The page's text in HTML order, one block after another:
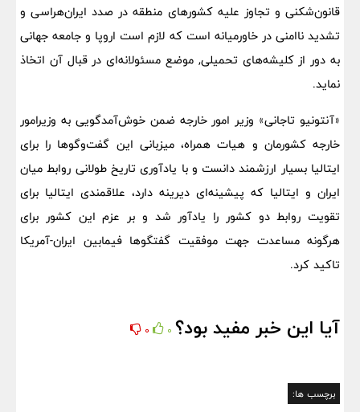
قانون‌شکنی و تجاوز علیه کشورهای منطقه در صدد ایران‌هراسی و
تشدید ناامنی در خاورمیانه است که لازم است اروپا و جامعه جهانی
به دور از کلیشه‌های تحمیلی, موضع مسئولانه‌ای در قبال آن اتخاذ
نماید.
«آنتونیو تاجانی» وزیر امور خارجه ضمن خوش‌آمدگویی به وزیرامور
خارجه کشورمان و هیات همراه، میزبانی این گفت‌وگوها را برای
ایتالیا بسیار ارزشمند دانست و با یادآوری تاریخ طولانی روابط میان
ایران و ایتالیا که پیشینه‌ای دیرینه دارد، علاقمندی ایتالیا برای
تقویت روابط دو کشور را یادآور شد و بر عزم این کشور برای
هرگونه مساعدت جهت موفقیت گفتگوها فیمابین ایران-آمریکا
تاکید کرد.
آیا این خبر مفید بود؟ 0
0
برچسب ها: